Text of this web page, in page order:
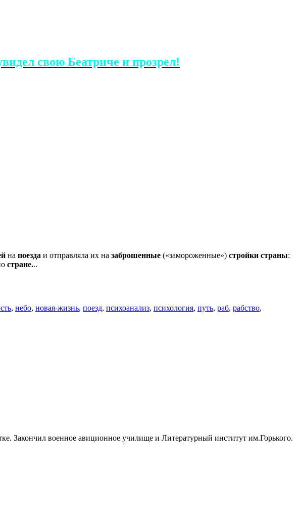
свою Беатриче и прозрел!
на поезда и отправляла их на заброшенные («замороженные») стройки страны:
стране...
, небо, новая-жизнь, поезд, психоанализ, психология, путь, раб, рабство,
Закончил военное авиционное училище и Литературный институт им.Горького.